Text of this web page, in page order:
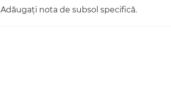
Adăugaţi nota de subsol specifică.